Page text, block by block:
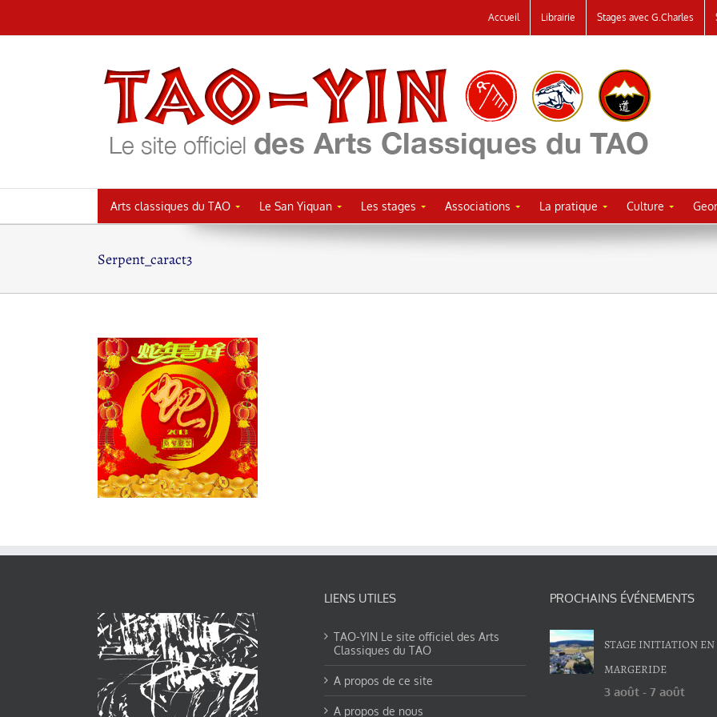
au
Accueil Librairie Stages avec G.Charles
Arts classiques du TAO Le San Yiquan Les stages Associations La pratique Culture
Serpent_caract3
LIENS UTILES
TAO-YIN Le site officiel des Arts
Classiques du TAO
A propos de ce site
A propos de nous
PROCHAINS ÉVÉNEMENTS
STAGE INITIATION EN
MARGERIDE
3 août -7 août